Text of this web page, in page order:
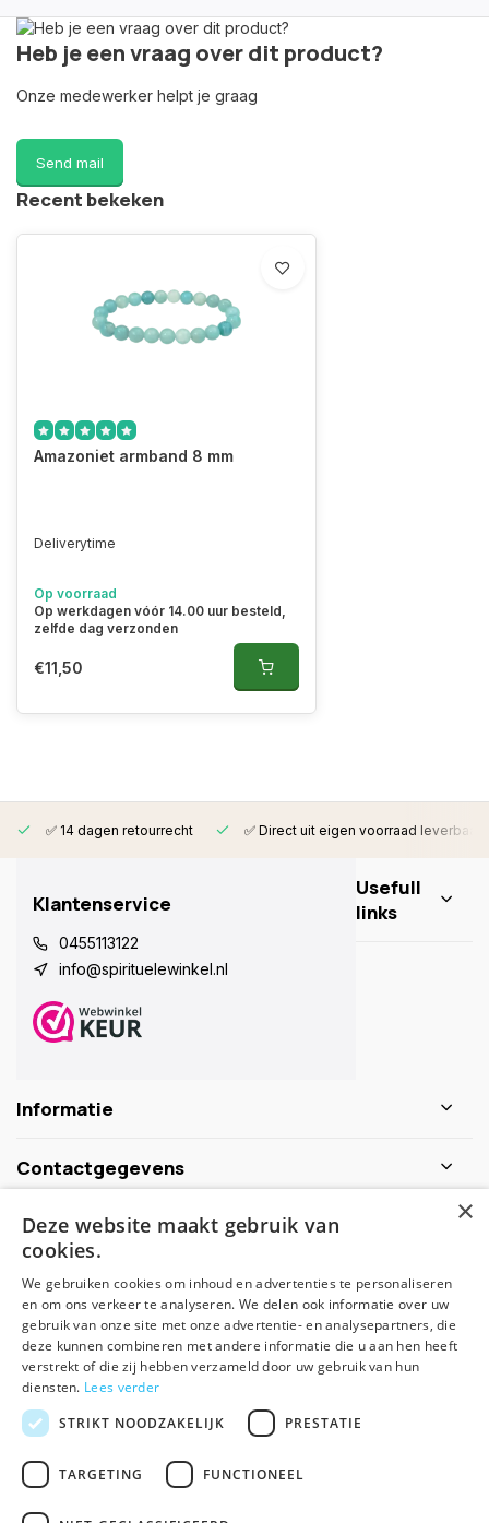
Heb je een vraag over dit product?
Onze medewerker helpt je graag
Send mail
Recent bekeken
Amazoniet armband 8 mm
Deliverytime
Op voorraad
Op werkdagen vóór 14.00 uur besteld,
zelfde dag verzonden
€11,50
✅ 14 dagen retourrecht ✅ Direct uit eigen voorraad leverbaar
Klantenservice
0455113122
info@spirituelewinkel.nl
Usefull
links
Informatie
Contactgegevens
Schijf je nu in voor de nieuwsbrief
Abonneer
×
Deze website maakt gebruik van
cookies.
We gebruiken cookies om inhoud en advertenties te personaliseren
en om ons verkeer te analyseren. We delen ook informatie over uw
gebruik van onze site met onze advertentie- en analysepartners, die
deze kunnen combineren met andere informatie die u aan hen heeft
verstrekt of die zij hebben verzameld door uw gebruik van hun
diensten. Lees verder
STRIKT NOODZAKELIJK
PRESTATIE
TARGETING FUNCTIONEEL